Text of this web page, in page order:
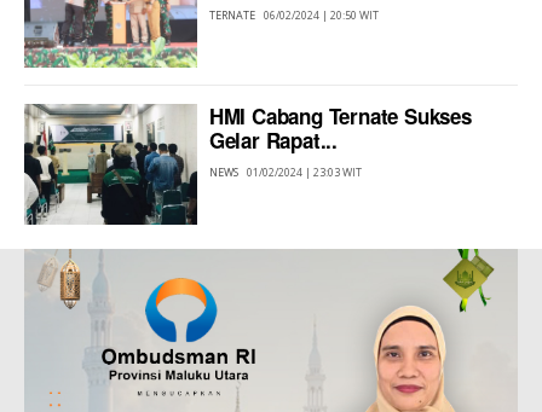
TERNATE 06/02/2024 | 20:50 WIT
HMI Cabang Ternate Sukses
Gelar Rapat...
NEWS 01/02/2024 | 23:03 WIT